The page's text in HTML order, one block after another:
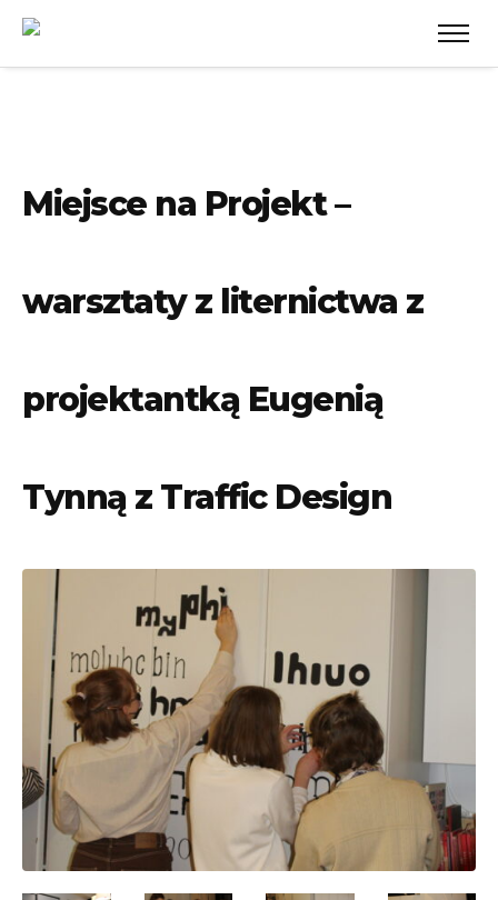
Miejsce na Projekt –
warsztaty z liternictwa z
projektantką Eugenią
Tynną z Traffic Design